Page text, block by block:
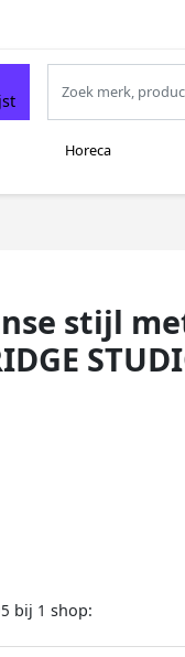
Horeca
stijl
bij 1 shop: